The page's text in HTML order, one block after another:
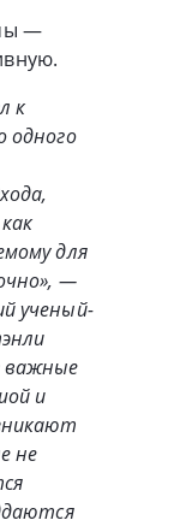
—
к
одного
для
—
ученый-
и
не